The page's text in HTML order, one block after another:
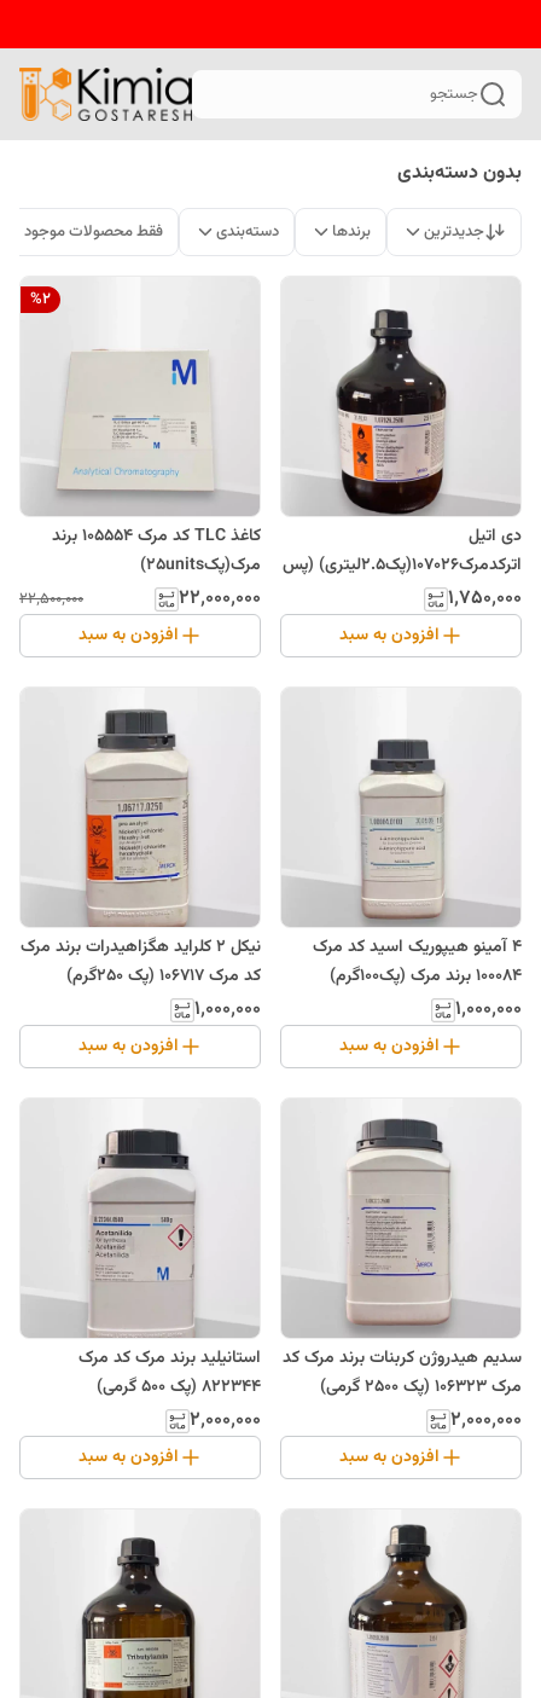
جستجو
بدون دسته‌بندی
جدیدترین برندها دسته‌بندی فقط محصولات موجود
دی اتیل
اترکدمرک107026(پک2.5لیتری) (پس
کرایه)
۱٬۷۵۰٬۰۰۰
افزودن به سبد
%2
کاغذ TLC کد مرک 105554 برند
مرک(پک25units)
۲۲٬۰۰۰٬۰۰۰ ۲۲٬۵۰۰٬۰۰۰
افزودن به سبد
4 آمینو هیپوریک اسید کد مرک
100084 برند مرک (پک100گرم)
۱٬۰۰۰٬۰۰۰
افزودن به سبد
نیکل 2 کلراید هگزاهیدرات برند مرک
کد مرک 106717 (پک 250گرم)
۱٬۰۰۰٬۰۰۰
افزودن به سبد
سدیم هیدروژن کربنات برند مرک کد
مرک 106323 (پک 2500 گرمی)
۲٬۰۰۰٬۰۰۰
افزودن به سبد
استانیلید برند مرک کد مرک
822344 (پک 500 گرمی)
۲٬۰۰۰٬۰۰۰
افزودن به سبد